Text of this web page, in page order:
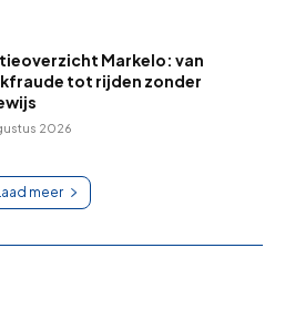
Markelo: van
tot rijden zonder
2026
meer